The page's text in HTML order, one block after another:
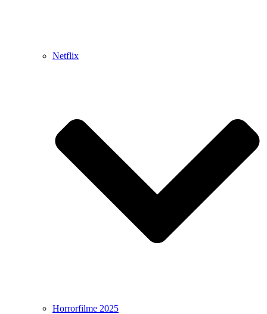
Netflix
Horrorfilme 2025